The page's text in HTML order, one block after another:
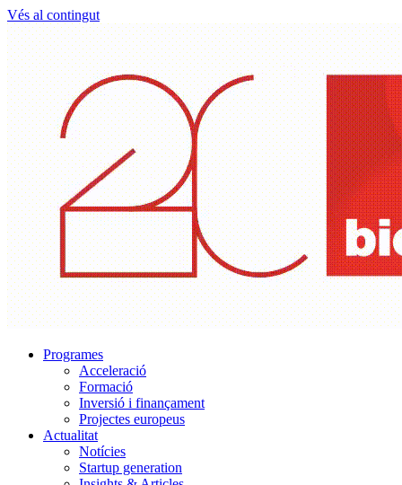
Vés al contingut
Programes
Acceleració
Formació
Inversió i finançament
Projectes europeus
Actualitat
Notícies
Startup generation